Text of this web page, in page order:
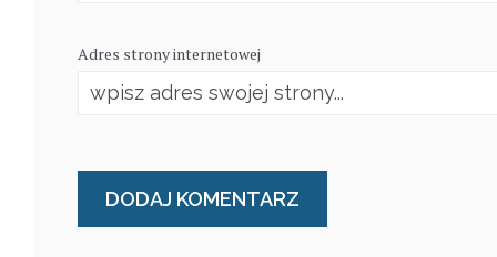
Adres strony internetowej